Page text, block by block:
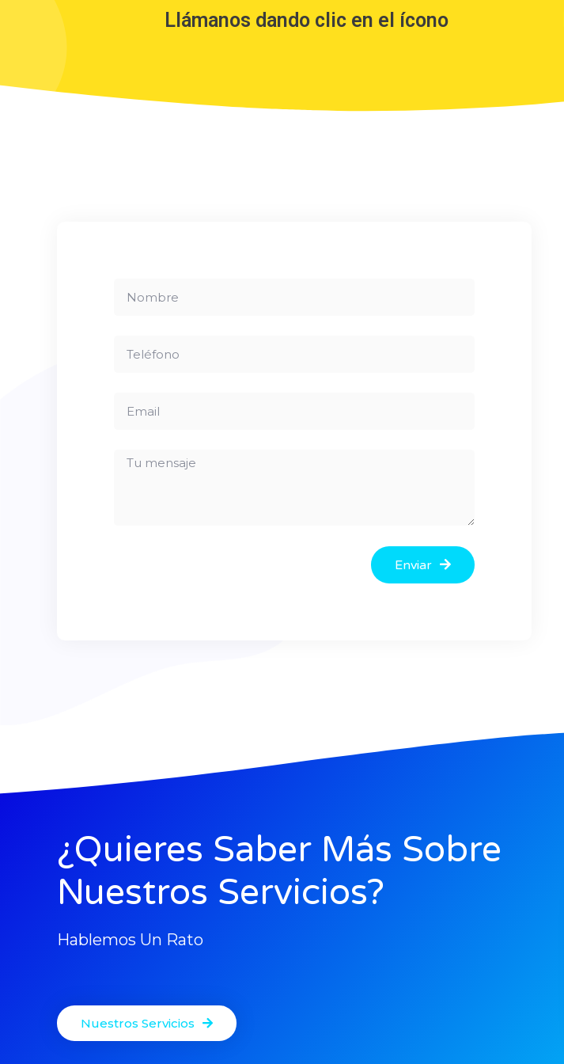
Llámanos dando clic en el ícono
Enviar
¿Quieres Saber Más Sobre
Nuestros Servicios?
Hablemos Un Rato
Nuestros Servicios